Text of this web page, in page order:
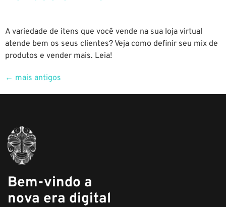
A variedade de itens que você vende na sua loja virtual
atende bem os seus clientes? Veja como definir seu mix de
produtos e vender mais. Leia!
← mais antigos
Bem-vindo a
nova era digital